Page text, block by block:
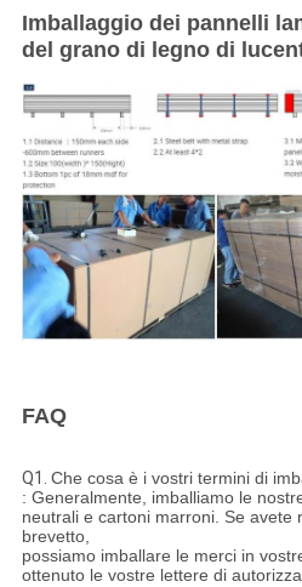
Imballaggio dei pannelli
del grano di legno di
FAQ
Q1. Che cosa è i vostri termini di
: Generalmente, imballiamo le
neutrali e cartoni marroni. Se avete
brevetto,
possiamo imballare le merci in
ottenuto le vostre lettere di